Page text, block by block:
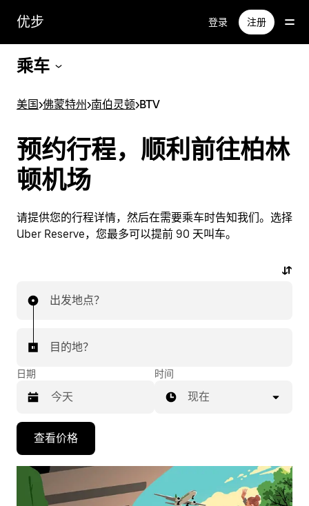
优步 登录 注册
乘车
美国>佛蒙特州>南伯灵顿>BTV
预约行程，顺利前往柏林
顿机场
请提供您的行程详情，然后在需要乘车时告知我们。选择
Uber Reserve，您最多可以提前 90 天叫车。
出发地点？
目的地？
日期
向
下
时间
现在
查看价格